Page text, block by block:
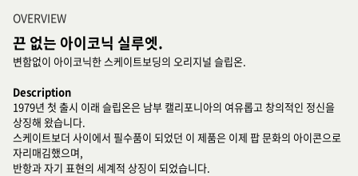
OVERVIEW
끈 없는 아이코닉 실루엣.
변함없이 아이코닉한 스케이트보딩의 오리지널 슬립온.
Description
1979년 첫 출시 이래 슬립온은 남부 캘리포니아의 여유롭고 창의적인 정신을
상징해 왔습니다.
스케이트보더 사이에서 필수품이 되었던 이 제품은 이제 팝 문화의 아이콘으로
자리매김했으며,
반항과 자기 표현의 세계적 상징이 되었습니다.